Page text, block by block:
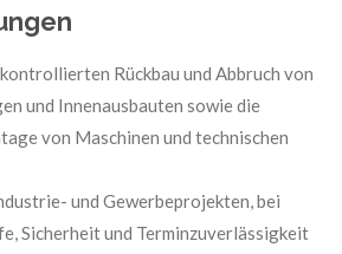
Rückbau und Abbruch von
und Innenausbauten sowie die
von Maschinen und technischen
und Gewerbeprojekten, bei
Sicherheit und Terminzuverlässigkeit